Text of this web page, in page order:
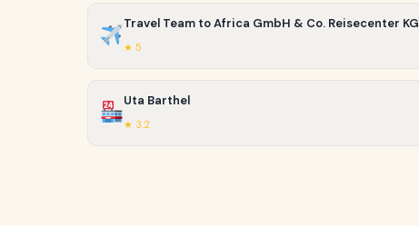
Travel Team to Africa GmbH & Co. Reisecenter KG
★ 5
Uta Barthel
★ 3.2